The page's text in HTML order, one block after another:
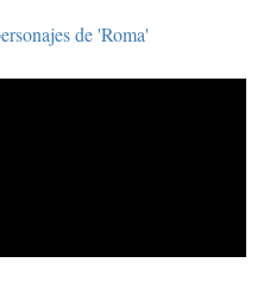
de 'Roma'